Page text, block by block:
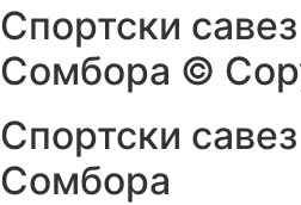
Спортски
Сомбора​ ©
Спортски
Сомбора